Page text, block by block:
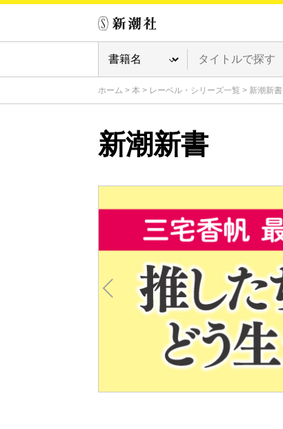
ホーム > 本 > レーベル・シリーズ一覧 > 新潮新書
新潮新書